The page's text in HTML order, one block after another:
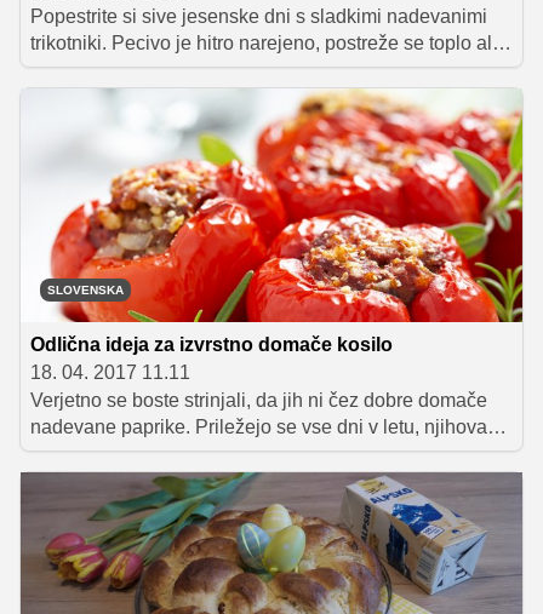
Popestrite si sive jesenske dni s sladkimi nadevanimi
trikotniki. Pecivo je hitro narejeno, postreže se toplo ali
hladno, z njim pa se lahko sladkate na nedeljsko
popoldne ali ga pripravite za pogostitev na trgatvi, kjer
že skorajda tradicionalno ne sme manjkati domačih
skutnih jedi. Vse sestavine imate v tem letnem času
najverjetneje že doma, zato kar hitro zavihajte rokave in
si hrustljave trikotnike pripravite še danes!
SLOVENSKA
Odlična ideja za izvrstno domače kosilo
18. 04. 2017 11.11
Verjetno se boste strinjali, da jih ni čez dobre domače
nadevane paprike. Priležejo se vse dni v letu, njihova
priprava je hitra in preprosta, pri nadevu pa se tudi lahko
poigramo s sestavinami, ki so nam na voljo v shrambi in
hladilniku. Tokrat vam ne predstavljamo recept za tiste
klasične, z mletim mesom in rižem nadevane paprike,
ampak smo se malce poigrali in v nadev za svežino
dodali skuto, riž zamenjali s piro, pripravili pa smo tudi